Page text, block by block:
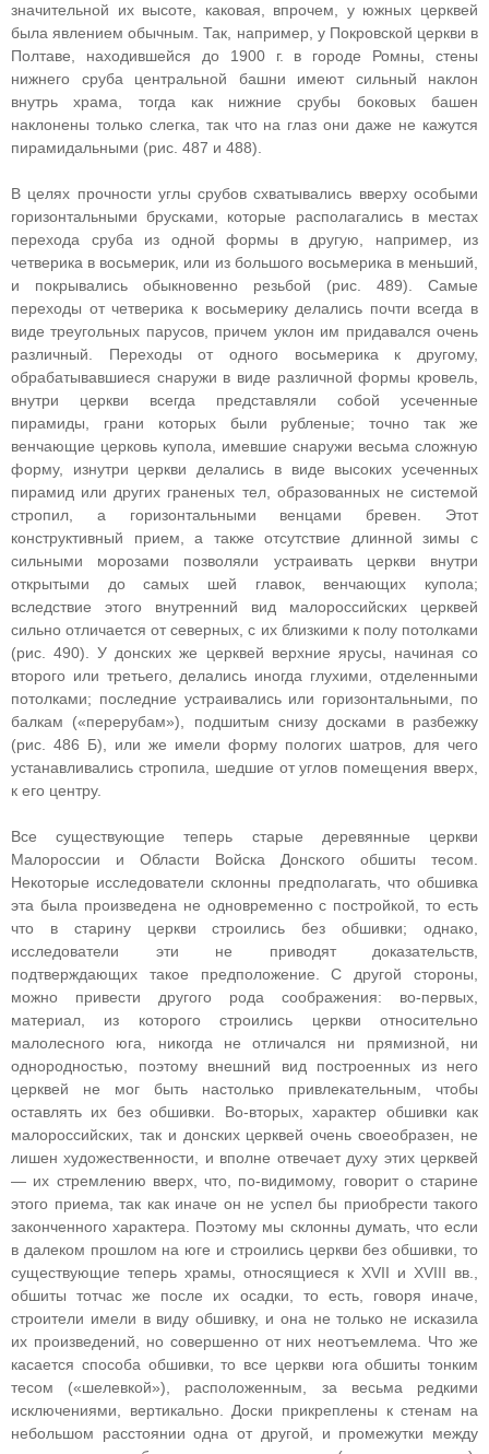
значительной их высоте, каковая, впрочем, у южных церквей
была явлением обычным. Так, например, у Покровской церкви в
Полтаве, находившейся до 1900 г. в городе Ромны, стены
нижнего сруба центральной башни имеют сильный наклон
внутрь храма, тогда как нижние срубы боковых башен
наклонены только слегка, так что на глаз они даже не кажутся
пирамидальными (рис. 487 и 488).
В целях прочности углы срубов схватывались вверху особыми
горизонтальными брусками, которые располагались в местах
перехода сруба из одной формы в другую, например, из
четверика в восьмерик, или из большого восьмерика в меньший,
и покрывались обыкновенно резьбой (рис. 489). Самые
переходы от четверика к восьмерику делались почти всегда в
виде треугольных парусов, причем уклон им придавался очень
различный. Переходы от одного восьмерика к другому,
обрабатывавшиеся снаружи в виде различной формы кровель,
внутри церкви всегда представляли собой усеченные
пирамиды, грани которых были рубленые; точно так же
венчающие церковь купола, имевшие снаружи весьма сложную
форму, изнутри церкви делались в виде высоких усеченных
пирамид или других граненых тел, образованных не системой
стропил, а горизонтальными венцами бревен. Этот
конструктивный прием, а также отсутствие длинной зимы с
сильными морозами позволяли устраивать церкви внутри
открытыми до самых шей главок, венчающих купола;
вследствие этого внутренний вид малороссийских церквей
сильно отличается от северных, с их близкими к полу потолками
(рис. 490). У донских же церквей верхние ярусы, начиная со
второго или третьего, делались иногда глухими, отделенными
потолками; последние устраивались или горизонтальными, по
балкам («перерубам»), подшитым снизу досками в разбежку
(рис. 486 Б), или же имели форму пологих шатров, для чего
устанавливались стропила, шедшие от углов помещения вверх,
к его центру.
Все существующие теперь старые деревянные церкви
Малороссии и Области Войска Донского обшиты тесом.
Некоторые исследователи склонны предполагать, что обшивка
эта была произведена не одновременно с постройкой, то есть
что в старину церкви строились без обшивки; однако,
исследователи эти не приводят доказательств,
подтверждающих такое предположение. С другой стороны,
можно привести другого рода соображения: во-первых,
материал, из которого строились церкви относительно
малолесного юга, никогда не отличался ни прямизной, ни
однородностью, поэтому внешний вид построенных из него
церквей не мог быть настолько привлекательным, чтобы
оставлять их без обшивки. Во-вторых, характер обшивки как
малороссийских, так и донских церквей очень своеобразен, не
лишен художественности, и вполне отвечает духу этих церквей
— их стремлению вверх, что, по-видимому, говорит о старине
этого приема, так как иначе он не успел бы приобрести такого
законченного характера. Поэтому мы склонны думать, что если
в далеком прошлом на юге и строились церкви без обшивки, то
существующие теперь храмы, относящиеся к XVII и XVIII вв.,
обшиты тотчас же после их осадки, то есть, говоря иначе,
строители имели в виду обшивку, и она не только не исказила
их произведений, но совершенно от них неотъемлема. Что же
касается способа обшивки, то все церкви юга обшиты тонким
тесом («шелевкой»), расположенным, за весьма редкими
исключениями, вертикально. Доски прикреплены к стенам на
небольшом расстоянии одна от другой, и промежутки между